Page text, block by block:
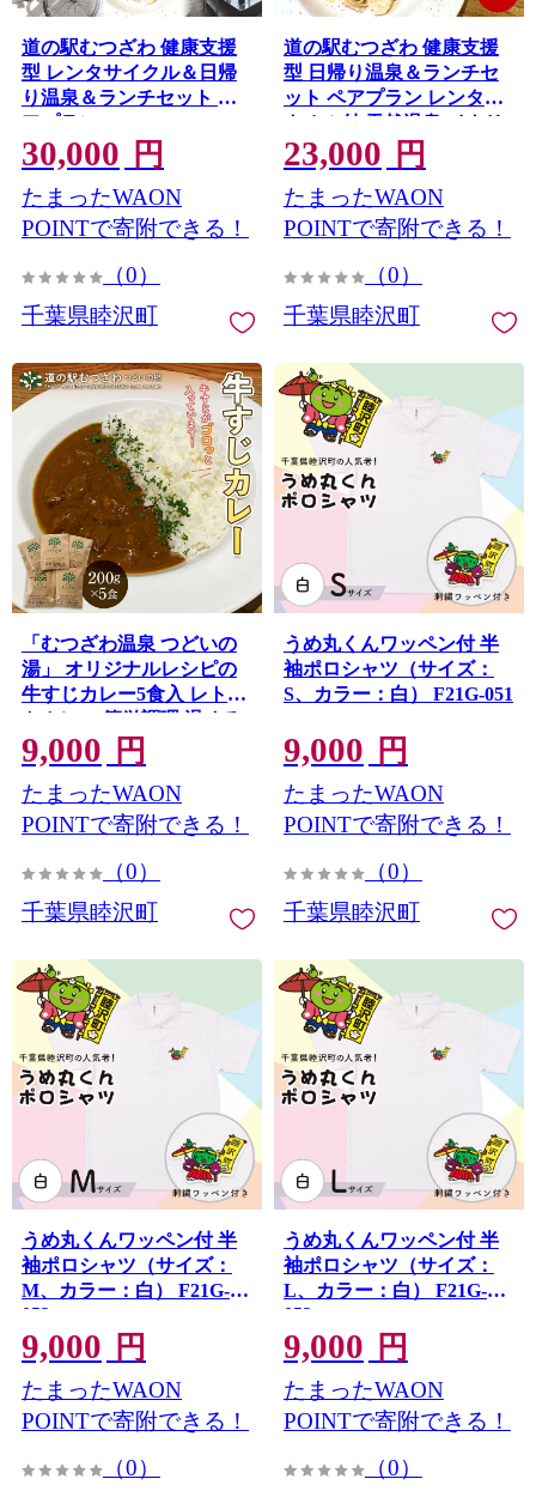
道の駅むつざわ 健康支援
型 レンタサイクル＆日帰
り温泉＆ランチセット ペ
アプラン F21G-282
30,000 円
たまったWAON
POINTで寄附できる！
（0）
千葉県睦沢町
道の駅むつざわ 健康支援
型 日帰り温泉＆ランチセ
ット ペアプラン レンタル
タオル付 天然温泉 イタリ
アン 旅行 観光 トラベル ペ
アチケット 千葉県 睦沢町
F21G-281
23,000 円
たまったWAON
POINTで寄附できる！
（0）
千葉県睦沢町
「むつざわ温泉 つどいの
湯」 オリジナルレシピの
牛すじカレー5食入 レトル
トカレー 簡単調理 温める
だけ 保存食 長期保存 牛筋
千葉県 睦沢町 F22G-212
9,000 円
たまったWAON
POINTで寄附できる！
（0）
千葉県睦沢町
うめ丸くんワッペン付 半
袖ポロシャツ（サイズ：
S、カラー：白） F21G-051
9,000 円
たまったWAON
POINTで寄附できる！
（0）
千葉県睦沢町
うめ丸くんワッペン付 半
袖ポロシャツ（サイズ：
M、カラー：白） F21G-
052
9,000 円
たまったWAON
POINTで寄附できる！
（0）
うめ丸くんワッペン付 半
袖ポロシャツ（サイズ：
L、カラー：白） F21G-
053
9,000 円
たまったWAON
POINTで寄附できる！
（0）